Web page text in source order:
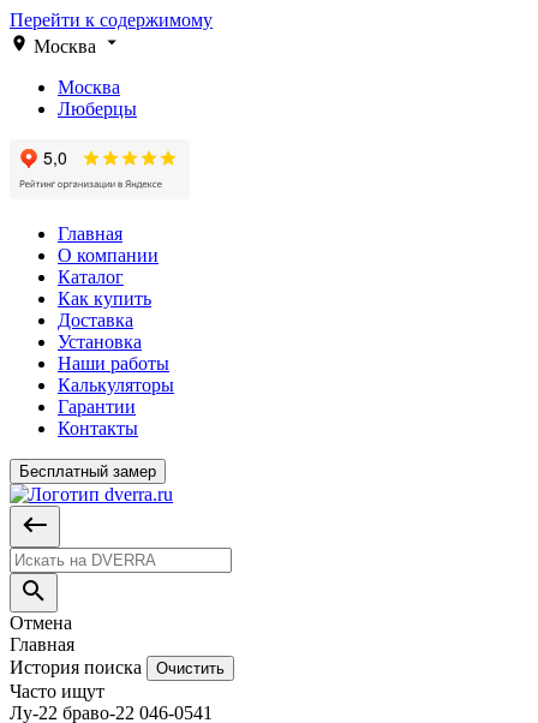
Перейти к содержимому
Москва
Москва
Люберцы
Главная
О компании
Каталог
Как купить
Доставка
Установка
Наши работы
Калькуляторы
Гарантии
Контакты
Бесплатный замер
Отмена
Главная
История поиска
Очистить
Часто ищут
Лу-22 браво-22 046-0541